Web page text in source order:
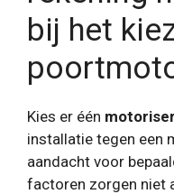
bij het
Kies er één
installatie tegen een
aandacht voor
factoren zorgen niet